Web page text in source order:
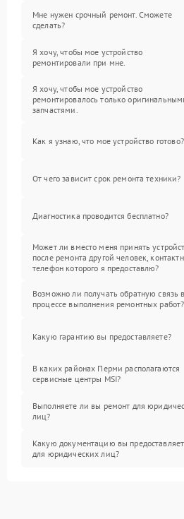
Мне нужен срочный ремонт. Сможете
сделать?
Я хочу, чтобы мое устройство
ремонтировали при мне.
Я хочу, чтобы мое устройство
ремонтировалось только
запчастями.
Как я узнаю, что мое устройство готово?
От чего зависит срок ремонта техники?
Диагностика проводится бесплатно?
Может ли вместо меня принять
после ремонта другой человек,
телефон которого я предоставлю?
Возможно ли получать обратную связь в
процессе выполнения ремонтных работ?
Какую гарантию вы предоставляете?
В каких районах Перми располагаются
сервисные центры MSI?
Выполняете ли вы ремонт для
лиц?
Какую документацию вы
для юридических лиц?